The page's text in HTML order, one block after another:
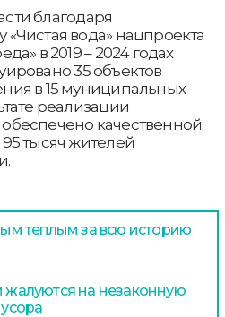
благодаря
вода» нацпроекта
в 2019 – 2024 годах
35 объектов
в 15 муниципальных
реализации
качественной
тысяч жителей
теплым за всю историю
на незаконную